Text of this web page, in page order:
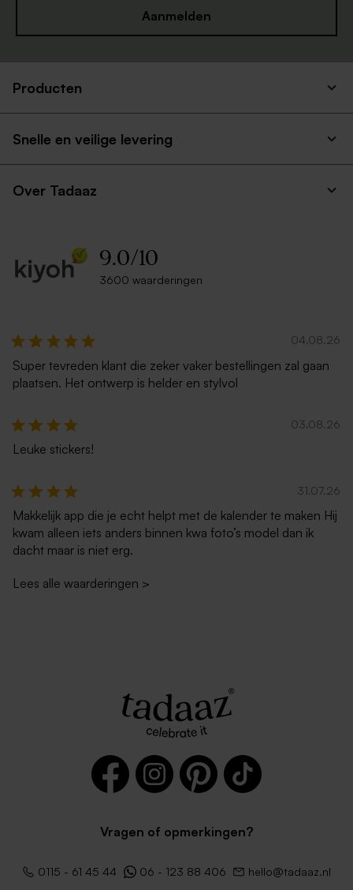
Aanmelden
Producten
Snelle en veilige levering
Over Tadaaz
9.0/10
3600 waarderingen
04.08.26
Super tevreden klant die zeker vaker bestellingen zal gaan
plaatsen. Het ontwerp is helder en stylvol
03.08.26
Leuke stickers!
31.07.26
Makkelijk app die je echt helpt met de kalender te maken Hij
kwam alleen iets anders binnen kwa foto’s model dan ik
dacht maar is niet erg.
Lees alle waarderingen >
Vragen of opmerkingen?
0115 - 61 45 44 06 - 123 88 406 hello@tadaaz.nl